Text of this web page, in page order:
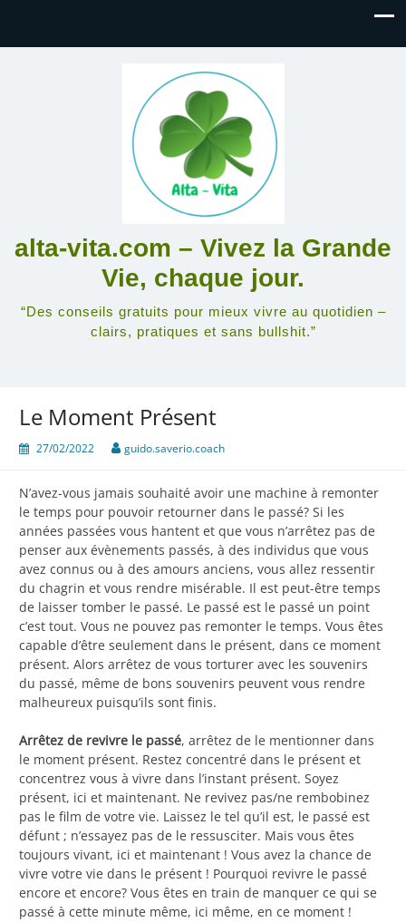
alta-vita.com – Vivez la Grande
Vie, chaque jour.
“Des conseils gratuits pour mieux vivre au quotidien –
clairs, pratiques et sans bullshit.”
Le Moment Présent
27/02/2022 guido.saverio.coach
N’avez-vous jamais souhaité avoir une machine à remonter
le temps pour pouvoir retourner dans le passé? Si les
années passées vous hantent et que vous n’arrêtez pas de
penser aux évènements passés, à des individus que vous
avez connus ou à des amours anciens, vous allez ressentir
du chagrin et vous rendre misérable. Il est peut-être temps
de laisser tomber le passé. Le passé est le passé un point
c’est tout. Vous ne pouvez pas remonter le temps. Vous êtes
capable d’être seulement dans le présent, dans ce moment
présent. Alors arrêtez de vous torturer avec les souvenirs
du passé, même de bons souvenirs peuvent vous rendre
malheureux puisqu’ils sont finis.
Arrêtez de revivre le passé, arrêtez de le mentionner dans
le moment présent. Restez concentré dans le présent et
concentrez vous à vivre dans l’instant présent. Soyez
présent, ici et maintenant. Ne revivez pas/ne rembobinez
pas le film de votre vie. Laissez le tel qu’il est, le passé est
défunt ; n’essayez pas de le ressusciter. Mais vous êtes
toujours vivant, ici et maintenant ! Vous avez la chance de
vivre votre vie dans le présent ! Pourquoi revivre le passé
encore et encore? Vous êtes en train de manquer ce qui se
passé à cette minute même, ici même, en ce moment !